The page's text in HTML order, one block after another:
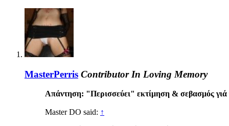
MasterPerris Contributor In Loving Memory
Απάντηση: "Περισσεύει" εκτίμηση & σεβασμός γιά
Master DO said: ↑